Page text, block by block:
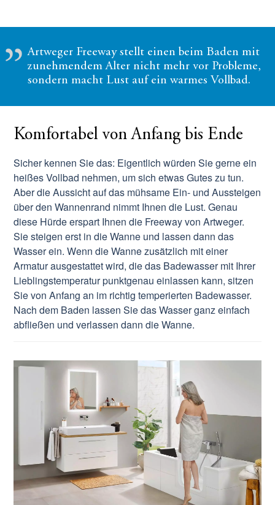
Artweger Freeway stellt einen beim Baden mit
zunehmendem Alter nicht mehr vor Probleme,
sondern macht Lust auf ein warmes Vollbad.
Komfortabel von Anfang bis Ende
Sicher kennen Sie das: Eigentlich würden Sie gerne ein
heißes Vollbad nehmen, um sich etwas Gutes zu tun.
Aber die Aussicht auf das mühsame Ein- und Aussteigen
über den Wannenrand nimmt Ihnen die Lust. Genau
diese Hürde erspart Ihnen die Freeway von Artweger.
Sie steigen erst in die Wanne und lassen dann das
Wasser ein. Wenn die Wanne zusätzlich mit einer
Armatur ausgestattet wird, die das Badewasser mit Ihrer
Lieblingstemperatur punktgenau einlassen kann, sitzen
Sie von Anfang an im richtig temperierten Badewasser.
Nach dem Baden lassen Sie das Wasser ganz einfach
abfließen und verlassen dann die Wanne.